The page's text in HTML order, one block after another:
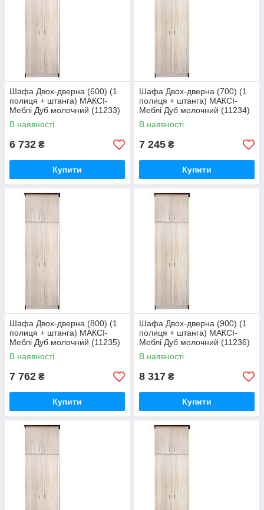
Шафа Двох-дверна (600) (1
полиця + штанга) МАКСІ-
Меблі Дуб молочний (11233)
В наявності
6 732 ₴
Купити
Шафа Двох-дверна (700) (1
полиця + штанга) МАКСІ-
Меблі Дуб молочний (11234)
В наявності
7 245 ₴
Купити
Шафа Двох-дверна (800) (1
полиця + штанга) МАКСІ-
Меблі Дуб молочний (11235)
В наявності
7 762 ₴
Купити
Шафа Двох-дверна (900) (1
полиця + штанга) МАКСІ-
Меблі Дуб молочний (11236)
В наявності
8 317 ₴
Купити